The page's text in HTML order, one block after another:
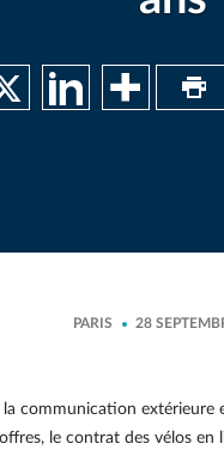
PARIS 28
communication
le contrat des vélos